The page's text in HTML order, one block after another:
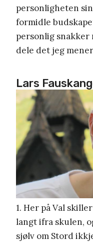
personligheten
formidle
personlig snakker
dele det jeg
Lars
1. Her på Val
langt ifra skulen,
sjølv om Stord